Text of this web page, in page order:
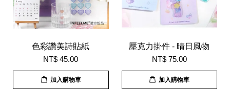
色彩讚美詩貼紙
NT$ 45.00
加入購物車
壓克力掛件 - 晴日風物
NT$ 75.00
加入購物車